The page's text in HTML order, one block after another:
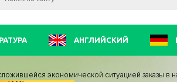
АНГЛИЙСКИЙ
экономической ситуацией заказы в